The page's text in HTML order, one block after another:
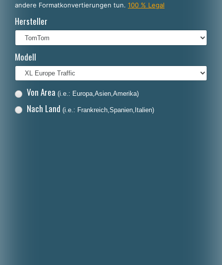
Português
Français
Italiano
Polski
Nederlands
Dansk
andere Formatkonvertierungen tun. 100 % Legal
Hersteller
Modell
Von Area (i.e.: Europa,Asien,Amerika)
Nach Land (i.e.: Frankreich,Spanien,Italien)